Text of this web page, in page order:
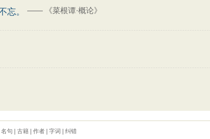
忘。 —— 《菜根谭·概论》
名句 古籍| 作者| 字词 纠错